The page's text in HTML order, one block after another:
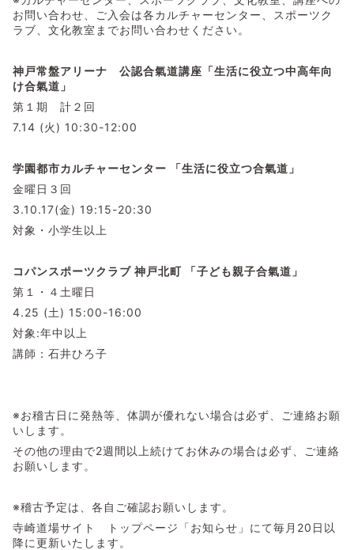
お問い合わせ、ご入会は各カルチャーセンター、スポーツク
ラブ、文化教室までお問い合わせください。
神戸常盤アリーナ 公認合氣道講座「生活に役立つ中高年向
け合氣道」
第１期 計２回
7.14 (火) 10:30-12:00
学園都市カルチャーセンター 「生活に役立つ合氣道」
金曜日３回
3.10.17(金) 19:15-20:30
対象・小学生以上
コパンスポーツクラブ 神戸北町 「子ども親子合氣道」
第１・４土曜日
4.25 (土) 15:00-16:00
対象:年中以上
講師：石井ひろ子
※お稽古日に発熱等、体調が優れない場合は必ず、ご連絡お願
いします。
その他の理由で2週間以上続けてお休みの場合は必ず、ご連絡
お願いします。
※稽古予定は、各自ご確認お願いします。
寺崎道場サイト トップページ「お知らせ」にて毎月20日以
降に更新いたします。